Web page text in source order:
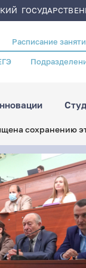
Расписание
сохранению